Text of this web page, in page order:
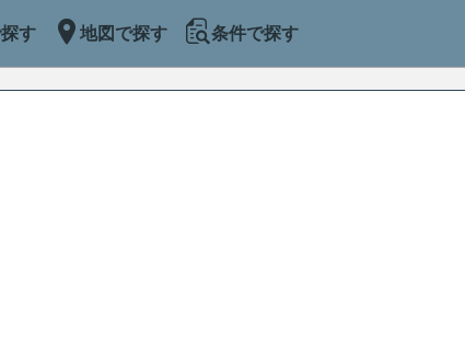
す 地図で探す 条件で探す